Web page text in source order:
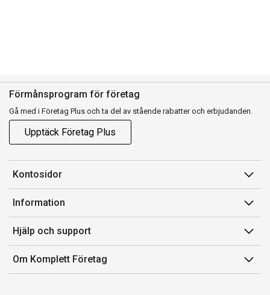
Förmånsprogram för företag
Gå med i Företag Plus och ta del av stående rabatter och erbjudanden.
Upptäck Företag Plus
Kontosidor
Mina sidor
Orderhistorik
Fakturor & Kvitton
Inköpslistor
Information
Försäljningsvillkor
Villkor för Komplett Företag Plus
Felsökning & guider
Hjälp och support
Kontakta oss
Kundservice
Om Komplett Företag